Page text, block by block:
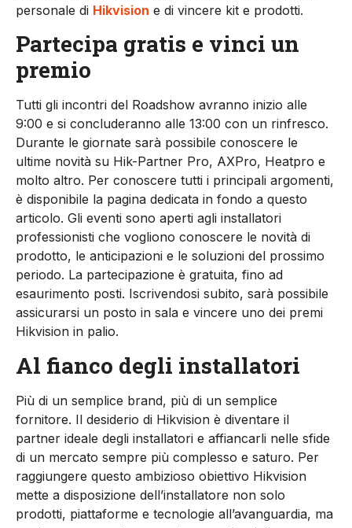
personale di Hikvision e di vincere kit e prodotti.
Partecipa gratis e vinci un
premio
Tutti gli incontri del Roadshow avranno inizio alle
9:00 e si concluderanno alle 13:00 con un rinfresco.
Durante le giornate sarà possibile conoscere le
ultime novità su Hik-Partner Pro, AXPro, Heatpro e
molto altro. Per conoscere tutti i principali argomenti,
è disponibile la pagina dedicata in fondo a questo
articolo. Gli eventi sono aperti agli installatori
professionisti che vogliono conoscere le novità di
prodotto, le anticipazioni e le soluzioni del prossimo
periodo. La partecipazione è gratuita, fino ad
esaurimento posti. Iscrivendosi subito, sarà possibile
assicurarsi un posto in sala e vincere uno dei premi
Hikvision in palio.
Al fianco degli installatori
Più di un semplice brand, più di un semplice
fornitore. Il desiderio di Hikvision è diventare il
partner ideale degli installatori e affiancarli nelle sfide
di un mercato sempre più complesso e saturo. Per
raggiungere questo ambizioso obiettivo Hikvision
mette a disposizione dell’installatore non solo
prodotti, piattaforme e tecnologie all’avanguardia, ma